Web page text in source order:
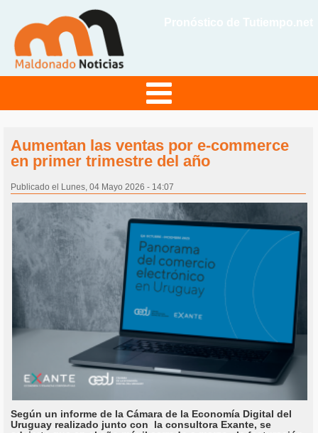
Aumentan las ventas por e-commerce
en primer trimestre del año
Publicado el Lunes, 04 Mayo 2026 - 14:07
Según un informe de la Cámara de la Economía Digital del
Uruguay realizado junto con la consultora Exante, se